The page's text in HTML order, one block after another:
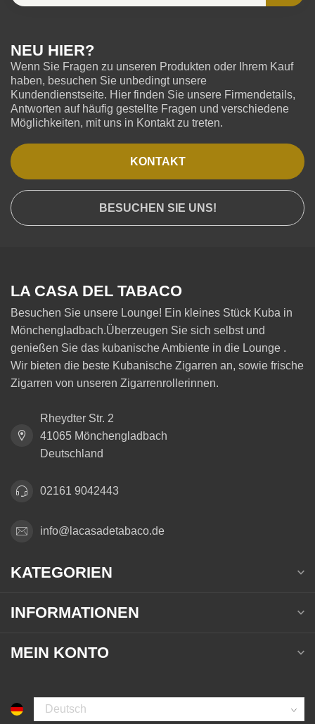
NEU HIER?
Wenn Sie Fragen zu unseren Produkten oder Ihrem Kauf
haben, besuchen Sie unbedingt unsere
Kundendienstseite. Hier finden Sie unsere Firmendetails,
Antworten auf häufig gestellte Fragen und verschiedene
Möglichkeiten, mit uns in Kontakt zu treten.
KONTAKT
BESUCHEN SIE UNS!
LA CASA DEL TABACO
Besuchen Sie unsere Lounge! Ein kleines Stück Kuba in
Mönchengladbach.Überzeugen Sie sich selbst und
genießen Sie das kubanische Ambiente in die Lounge .
Wir bieten die beste Kubanische Zigarren an, sowie frische
Zigarren von unseren Zigarrenrollerinnen.
Rheydter Str. 2
41065 Mönchengladbach
Deutschland
02161 9042443
info@lacasadetabaco.de
KATEGORIEN
INFORMATIONEN
MEIN KONTO